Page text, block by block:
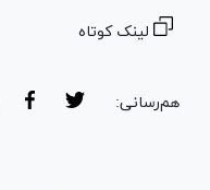
لینک کوتاه
هم‌رسانی: